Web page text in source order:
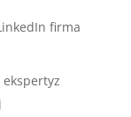
firma